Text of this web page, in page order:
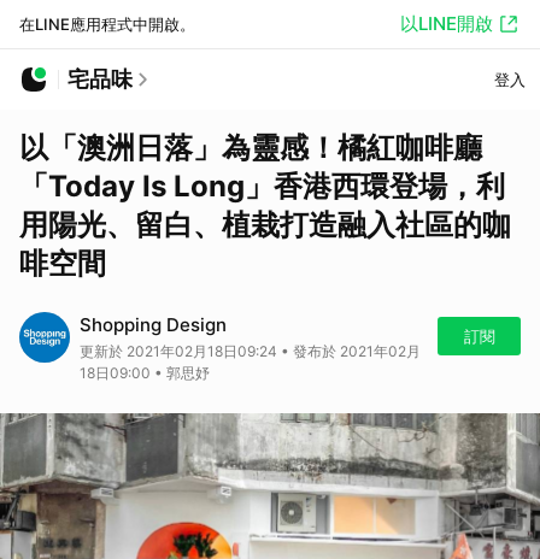
在LINE應用程式中開啟。 以LINE開啟
宅品味 登入
以「澳洲日落」為靈感！橘紅咖啡廳
「Today Is Long」香港西環登場，利
用陽光、留白、植栽打造融入社區的咖
啡空間
Shopping Design
更新於 2021年02月18日09:24 • 發布於 2021年02月
18日09:00 • 郭思妤
訂閱